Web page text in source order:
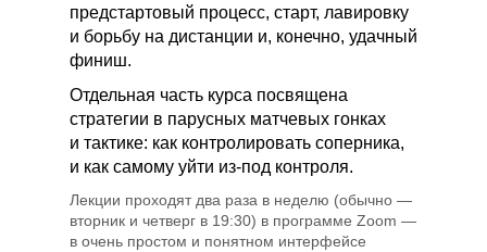
предстартовый процесс, старт, лавировку
и борьбу на дистанции и, конечно, удачный
финиш.
Отдельная часть курса посвящена
стратегии в парусных матчевых гонках
и тактике: как контролировать соперника,
и как самому уйти из-под контроля.
Лекции проходят два раза в неделю (обычно —
вторник и четверг в 19:30) в программе Zoom —
в очень простом и понятном интерфейсе